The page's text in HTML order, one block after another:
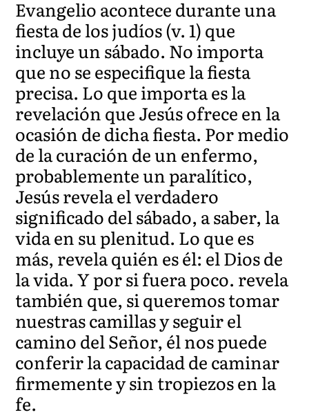
Evangelio acontece durante una
fiesta de los judíos (v. 1) que
incluye un sábado. No importa
que no se especifique la fiesta
precisa. Lo que importa es la
revelación que Jesús ofrece en la
ocasión de dicha fiesta. Por medio
de la curación de un enfermo,
probablemente un paralítico,
Jesús revela el verdadero
significado del sábado, a saber, la
vida en su plenitud. Lo que es
más, revela quién es él: el Dios de
la vida. Y por si fuera poco. revela
también que, si queremos tomar
nuestras camillas y seguir el
camino del Señor, él nos puede
conferir la capacidad de caminar
firmemente y sin tropiezos en la
fe.